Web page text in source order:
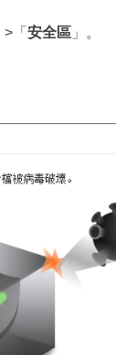
>「 安全區 」。